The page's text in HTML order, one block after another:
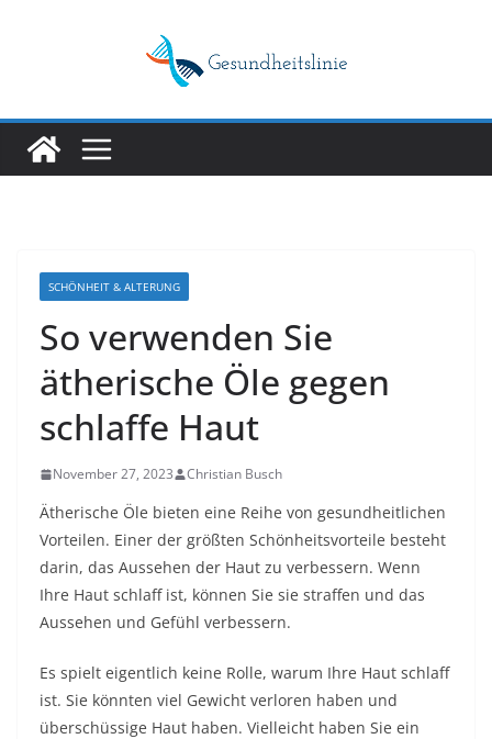
SCHÖNHEIT & ALTERUNG
So verwenden Sie
ätherische Öle gegen
schlaffe Haut
November 27, 2023 Christian Busch
Ätherische Öle bieten eine Reihe von gesundheitlichen
Vorteilen. Einer der größten Schönheitsvorteile besteht
darin, das Aussehen der Haut zu verbessern. Wenn
Ihre Haut schlaff ist, können Sie sie straffen und das
Aussehen und Gefühl verbessern.
Es spielt eigentlich keine Rolle, warum Ihre Haut schlaff
ist. Sie könnten viel Gewicht verloren haben und
überschüssige Haut haben. Vielleicht haben Sie ein